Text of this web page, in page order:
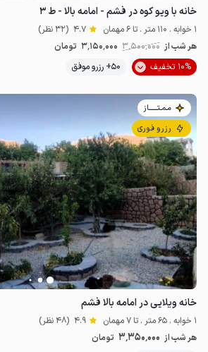
خانه با ویو کوه در فشم - امامه بالا - ط ۳
1 خوابه . 110 متر . تا 6 مهمان 4.7 (32 نظر)
هر شب از 3٬500٬000 3٬150٬000 تومان
10% تخفیف
50+ رزرو موفق
مـمـتــــــاز
رزرو فوری
خانه ویلایی در امامه بالا فشم
1 خوابه . 65 متر . تا 7 مهمان 4.9 (48 نظر)
هر شب از 3٬350٬000 تومان